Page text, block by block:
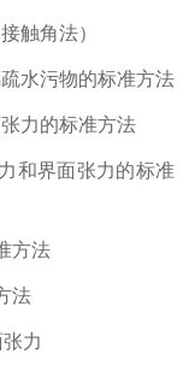
触角法）
水污物的标准方法
力的标准方法
和界面张力的标准
方法
法
力